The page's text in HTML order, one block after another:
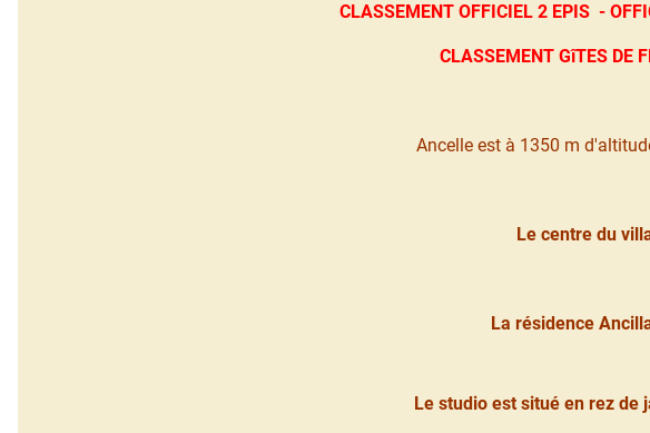
CLASSEMENT OFFICIEL 2 EPIS -
CLASSEMENT GîTES DE
Ancelle est à 1350 m
Le centre du
La résidence
Le studio est situé en rez de